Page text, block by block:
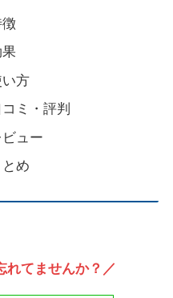
方
ミ・評判
ュー
め
れてませんか？／